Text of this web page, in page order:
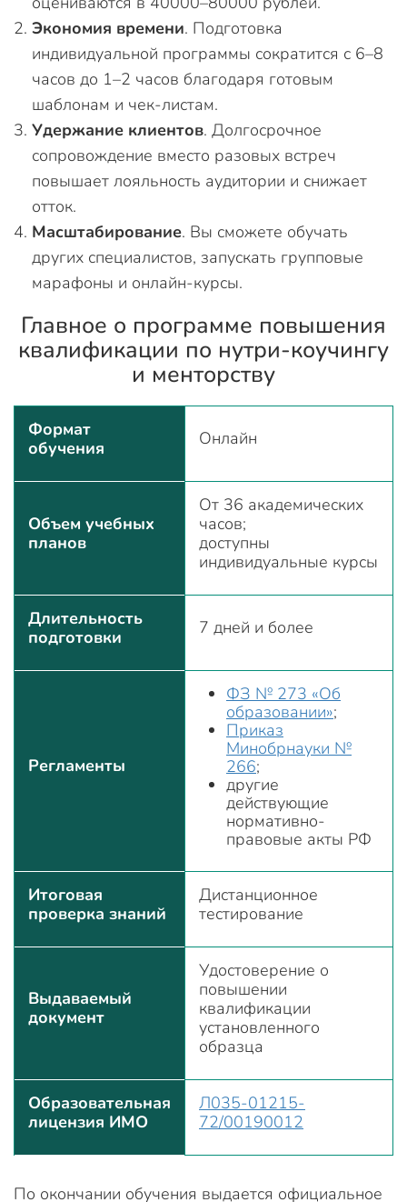
Экономия времени. Подготовка
индивидуальной программы сократится с 6–8
часов до 1–2 часов благодаря готовым
шаблонам и чек-листам.
Удержание клиентов. Долгосрочное
сопровождение вместо разовых встреч
повышает лояльность аудитории и снижает
отток.
Масштабирование. Вы сможете обучать
других специалистов, запускать групповые
марафоны и онлайн-курсы.
Главное о программе повышения
квалификации по нутри-коучингу
и менторству
Формат
обучения
Онлайн
Объем учебных
планов
От 36 академических
часов;
доступны
индивидуальные курсы
Длительность
подготовки
7 дней и более
Регламенты
ФЗ № 273 «Об
образовании»;
Приказ
Минобрнауки №
266;
другие
действующие
нормативно-
правовые акты РФ
Итоговая
проверка знаний
Дистанционное
тестирование
Выдаваемый
документ
Удостоверение о
повышении
квалификации
установленного
образца
Образовательная
лицензия ИМО
Л035-01215-
72/00190012
По окончании обучения выдается официальное